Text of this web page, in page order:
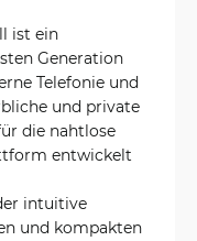
ist ein
Generation
Telefonie und
und private
die nahtlose
entwickelt
intuitive
und kompakten